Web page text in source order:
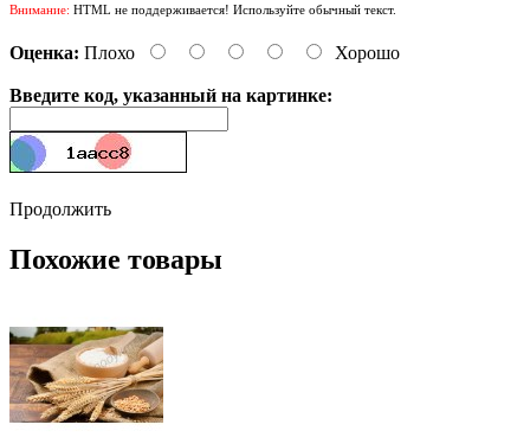
Внимание: HTML не поддерживается! Используйте обычный текст.
Оценка: Плохо Хорошо
Введите код, указанный на картинке:
Продолжить
Похожие товары